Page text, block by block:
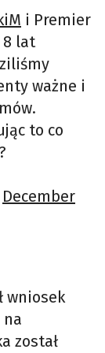
i Premier
8 lat
ważne i
to co
December
wniosek
na
został